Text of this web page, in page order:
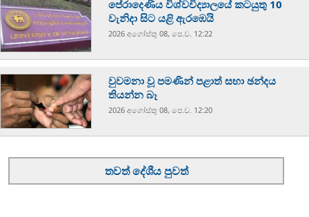
පේරාදෙණිය විශ්වවිද්‍යාලයේ කටයුතු 10
වැනිදා සිට යළි ඇරඹෙයි
2026 අගෝස්‍තු 08, පෙ.ව. 12:22
වුවමනා වූ පමණින් පළාත් සභා ඡන්දය
තියන්න බෑ
2026 අගෝස්‍තු 08, පෙ.ව. 12:20
තවත් දේශීය පුවත්